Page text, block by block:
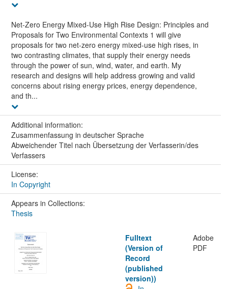
Net-Zero Energy Mixed-Use High Rise Design: Principles and
Proposals for Two Environmental Contexts 1 will give
proposals for two net-zero energy mixed-use high rises, in
two contrasting climates, that supply their energy needs
through the power of sun, wind, water, and earth. My
research and designs will help address growing and valid
concerns about rising energy prices, energy dependence,
and th...
Additional information:
Zusammenfassung in deutscher Sprache
Abweichender Titel nach Übersetzung der Verfasserin/des
Verfassers
License:
In Copyright
Appears in Collections:
Thesis
Fulltext
(Version of
Record
(published
version))
Adobe
PDF